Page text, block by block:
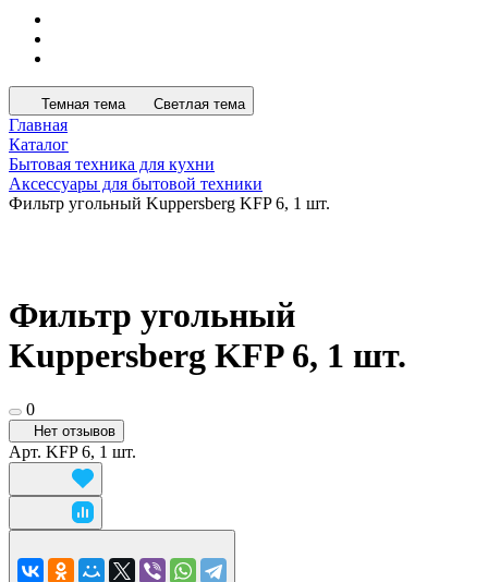
Темная тема Светлая тема
Главная
Каталог
Бытовая техника для кухни
Аксессуары для бытовой техники
Фильтр угольный Kuppersberg KFP 6, 1 шт.
Фильтр угольный
Kuppersberg KFP 6, 1 шт.
0
Нет отзывов
Арт. KFP 6, 1 шт.